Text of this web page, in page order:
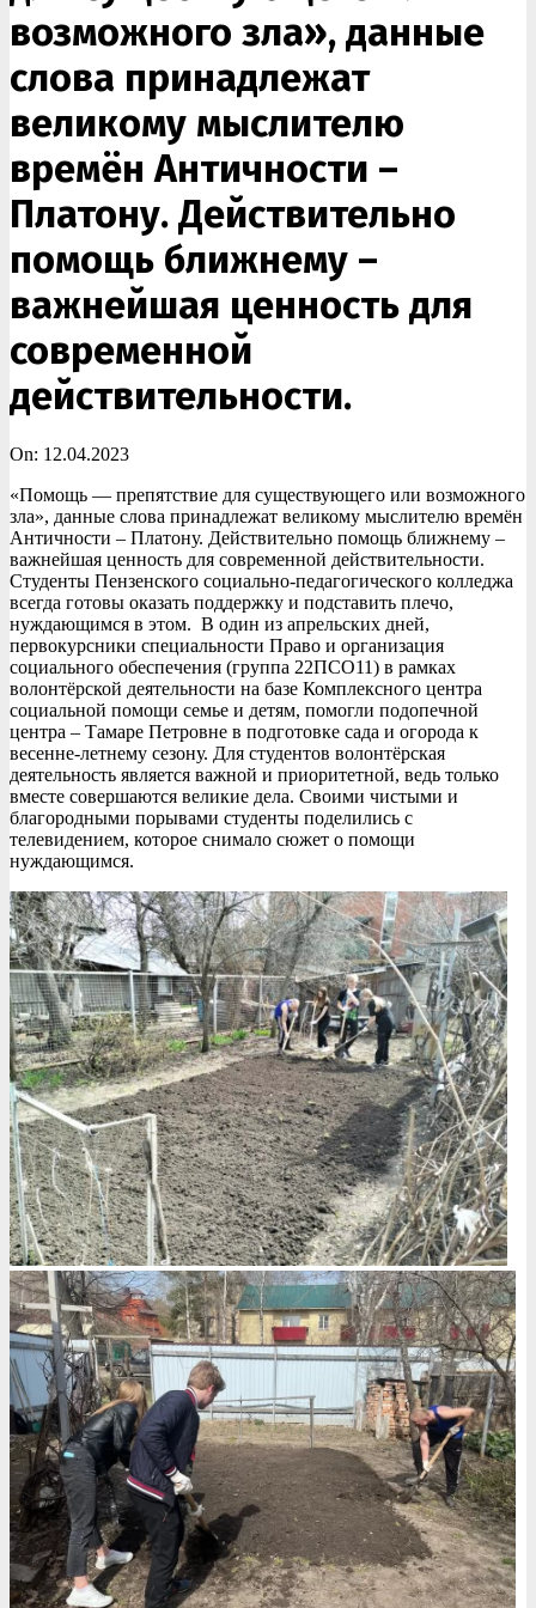
возможного зла», данные
слова принадлежат
великому мыслителю
времён Античности –
Платону. Действительно
помощь ближнему –
важнейшая ценность для
современной
действительности.
On: 12.04.2023
«Помощь — препятствие для существующего или возможного
зла», данные слова принадлежат великому мыслителю времён
Античности – Платону. Действительно помощь ближнему –
важнейшая ценность для современной действительности.
Студенты Пензенского социально-педагогического колледжа
всегда готовы оказать поддержку и подставить плечо,
нуждающимся в этом. В один из апрельских дней,
первокурсники специальности Право и организация
социального обеспечения (группа 22ПСО11) в рамках
волонтёрской деятельности на базе Комплексного центра
социальной помощи семье и детям, помогли подопечной
центра – Тамаре Петровне в подготовке сада и огорода к
весенне-летнему сезону. Для студентов волонтёрская
деятельность является важной и приоритетной, ведь только
вместе совершаются великие дела. Своими чистыми и
благородными порывами студенты поделились с
телевидением, которое снимало сюжет о помощи
нуждающимся.